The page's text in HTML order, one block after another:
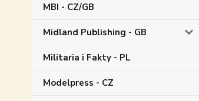
MBI - CZ/GB
Midland Publishing - GB
Militaria i Fakty - PL
Modelpress - CZ